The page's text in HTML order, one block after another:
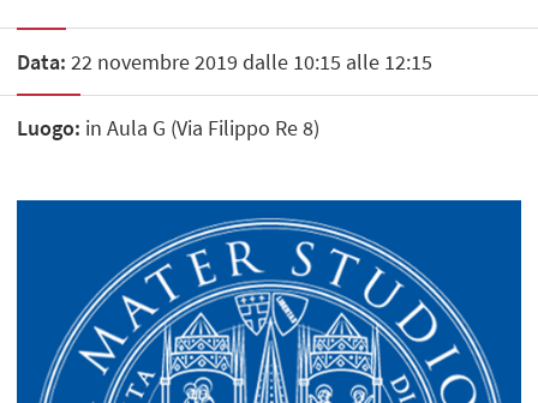
Data: 22 novembre 2019 dalle 10:15 alle 12:15
Luogo: in Aula G (Via Filippo Re 8)